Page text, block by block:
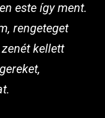
este így ment.
rengeteget
kellett